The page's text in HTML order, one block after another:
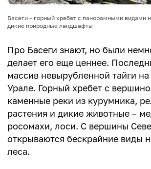
Басеги – горный хребет с панорамными видами
дикие природные ландшафты
Про Басеги знают, но были
делает его еще ценнее.
массив невырубленной тайги
Урале. Горный хребет с
каменные реки из курумника,
растения и дикие животные –
росомахи, лоси. С вершины
открываются бескрайние виды
леса.